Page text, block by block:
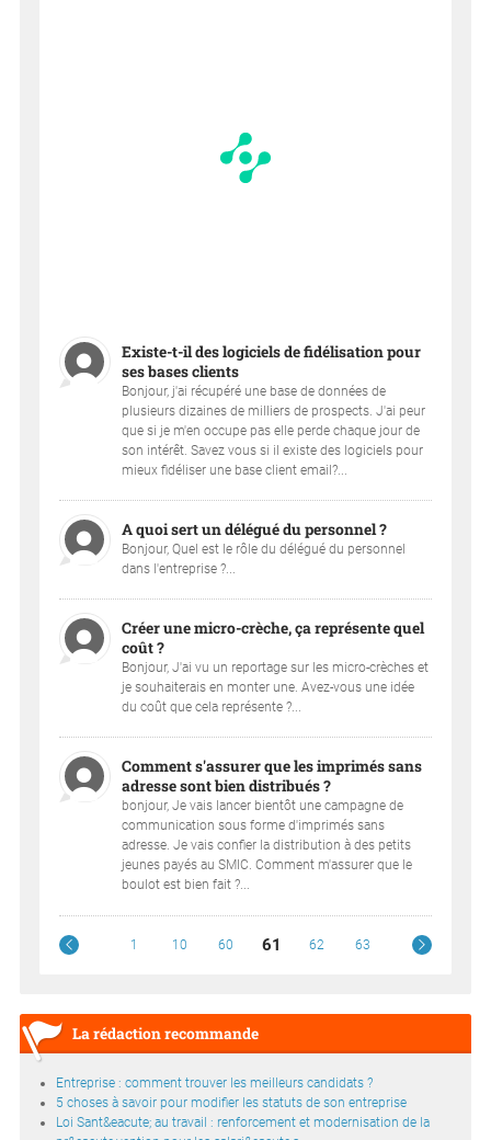
Existe-t-il des logiciels de fidélisation pour
ses bases clients
Bonjour, j'ai récupéré une base de données de
plusieurs dizaines de milliers de prospects. J'ai peur
que si je m'en occupe pas elle perde chaque jour de
son intérêt. Savez vous si il existe des logiciels pour
mieux fidéliser une base client email?...
A quoi sert un délégué du personnel ?
Bonjour, Quel est le rôle du délégué du personnel
dans l'entreprise ?...
Créer une micro-crèche, ça représente quel
coût ?
Bonjour, J'ai vu un reportage sur les micro-crèches et
je souhaiterais en monter une. Avez-vous une idée
du coût que cela représente ?...
Comment s'assurer que les imprimés sans
adresse sont bien distribués ?
bonjour, Je vais lancer bientôt une campagne de
communication sous forme d'imprimés sans
adresse. Je vais confier la distribution à des petits
jeunes payés au SMIC. Comment m'assurer que le
boulot est bien fait ?...
1 10 60 61 62 63
La rédaction recommande
Entreprise : comment trouver les meilleurs candidats ?
5 choses à savoir pour modifier les statuts de son entreprise
Loi Sant&eacute; au travail : renforcement et modernisation de la